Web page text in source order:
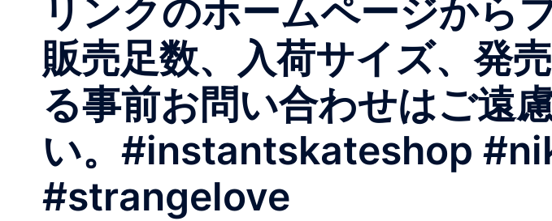
リンクのホームページから
販売足数、入荷サイズ、発
る事前お問い合わせはご遠
い。 #instantskateshop
#strangelove